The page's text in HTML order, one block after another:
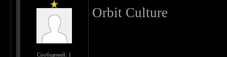
Сообщений: 1
Orbit Culture